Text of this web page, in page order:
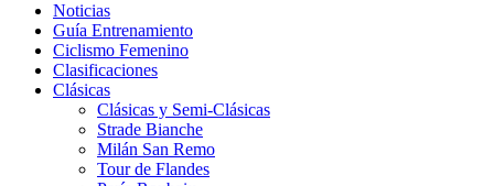
Noticias
Guía Entrenamiento
Ciclismo Femenino
Clasificaciones
Clásicas
Clásicas y Semi-Clásicas
Strade Bianche
Milán San Remo
Tour de Flandes